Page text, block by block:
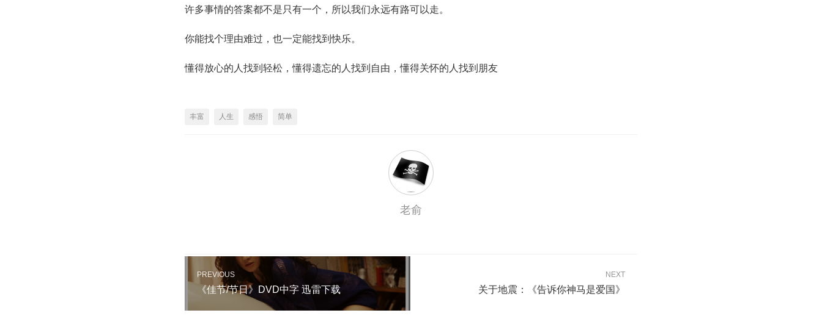
许多事情的答案都不是只有一个，所以我们永远有路可以走。
你能找个理由难过，也一定能找到快乐。
懂得放心的人找到轻松，懂得遗忘的人找到自由，懂得关怀的人找到朋友
丰富 人生 感悟 简单
老俞
PREVIOUS
《佳节/节日》DVD中字 迅雷下载
NEXT
关于地震：《告诉你神马是爱国》